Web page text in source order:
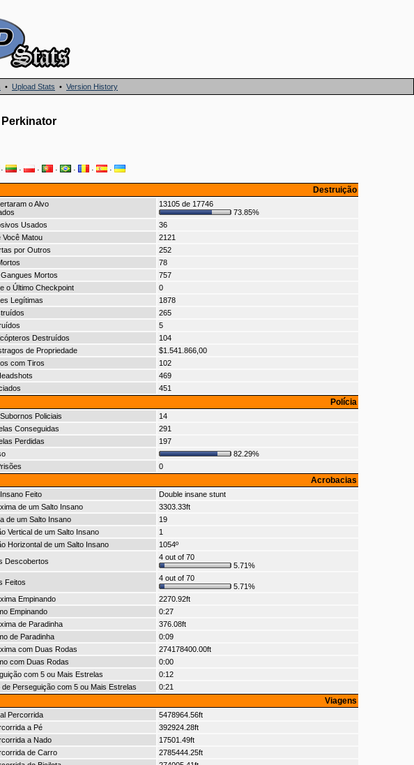
• Upload Stats • Version History
· · · · · · ·
Destruição
o Alvo
13105 de 17746
73.85%
Usados
36
Você Matou
2121
por Outros
252
78
Mortos
757
o Último Checkpoint
0
Legítimas
1878
265
5
Destruídos
104
de Propriedade
$1.541.866,00
com Tiros
102
469
451
Polícia
Policiais
14
Conseguidas
291
Perdidas
197
82.29%
0
Acrobacias
Feito
Double insane stunt
de um Salto Insano
3303.33ft
de um Salto Insano
19
Vertical de um Salto Insano
1
Horizontal de um Salto Insano
1054º
Descobertos
4 out of 70
5.71%
Feitos
4 out of 70
5.71%
Empinando
2270.92ft
Empinando
0:27
de Paradinha
376.08ft
de Paradinha
0:09
com Duas Rodas
274178400.00ft
com Duas Rodas
0:00
com 5 ou Mais Estrelas
0:12
de Perseguição com 5 ou Mais Estrelas
0:21
Viagens
Percorrida
5478964.56ft
a Pé
392924.28ft
a Nado
17501.49ft
de Carro
2785444.25ft